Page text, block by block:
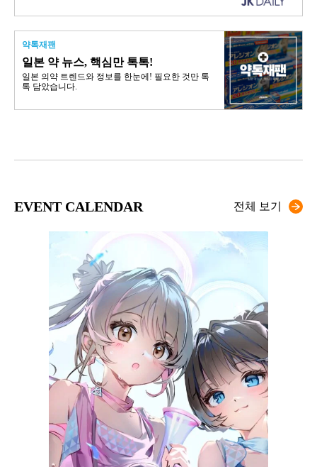
약톡재팬
일본 약 뉴스, 핵심만 톡톡!
일본 의약 트렌드와 정보를 한눈에! 필요한 것만 톡
톡 담았습니다.
EVENT CALENDAR 전체 보기